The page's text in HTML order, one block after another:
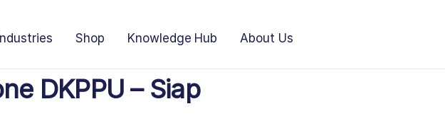
Industries Shop Knowledge Hub About Us
DKPPU – Siap